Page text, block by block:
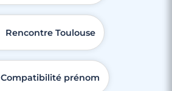
Rencontre Toulouse
Compatibilité prénom